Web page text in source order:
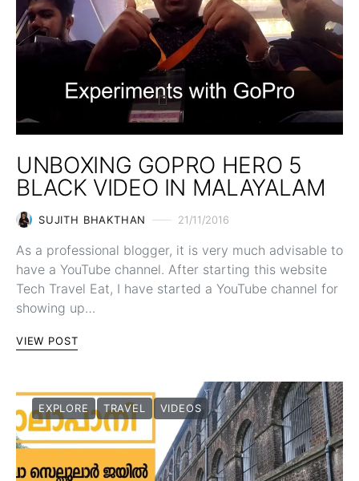
UNBOXING GOPRO HERO 5
BLACK VIDEO IN MALAYALAM
SUJITH BHAKTHAN 21/11/2016
As a professional blogger, it is very much advisable to
have a YouTube channel. After starting this website
Tech Travel Eat, I have started a YouTube channel for
showing up…
VIEW POST
EXPLORE TRAVEL VIDEOS